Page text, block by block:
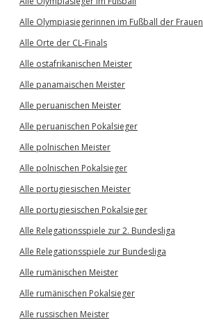
Alle Olympiasiegerinnen im Fußball der Frauen
Alle Orte der CL-Finals
Alle ostafrikanischen Meister
Alle panamaischen Meister
Alle peruanischen Meister
Alle peruanischen Pokalsieger
Alle polnischen Meister
Alle polnischen Pokalsieger
Alle portugiesischen Meister
Alle portugiesischen Pokalsieger
Alle Relegationsspiele zur 2. Bundesliga
Alle Relegationsspiele zur Bundesliga
Alle rumänischen Meister
Alle rumänischen Pokalsieger
Alle russischen Meister